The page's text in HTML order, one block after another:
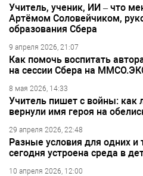
Учитель, ученик, ИИ – что
Артёмом Соловейчиком,
образования Сбера
9 апреля 2026, 21:07
Как помочь воспитать
на сессии Сбера на
8 мая 2026, 14:33
Учитель пишет с войны: как
вернули имя героя на
29 апреля 2026, 22:48
Разные условия для одних и
сегодня устроена среда в
10 апреля 2026, 12:00